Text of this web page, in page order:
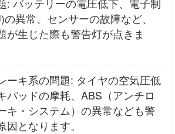
異常、センサーの故障など、
が生じた際も警告灯が点きま
ーキ系の問題: タイヤの空気圧低
パッドの摩耗、ABS（アンチロ
キ・システム）の異常なども警
となります。